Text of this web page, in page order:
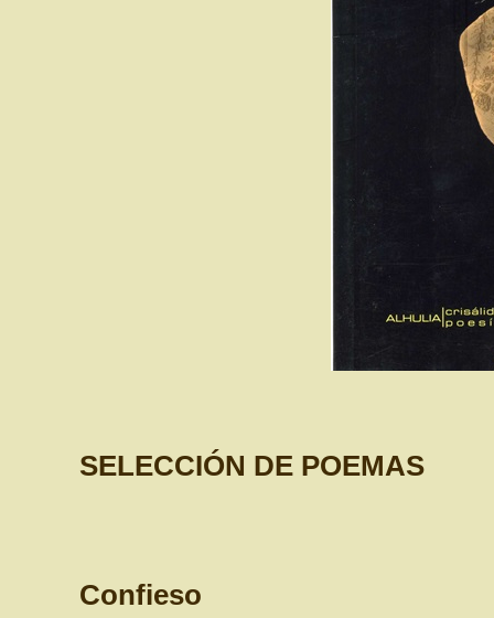
SELECCIÓN DE POEMAS
Confieso